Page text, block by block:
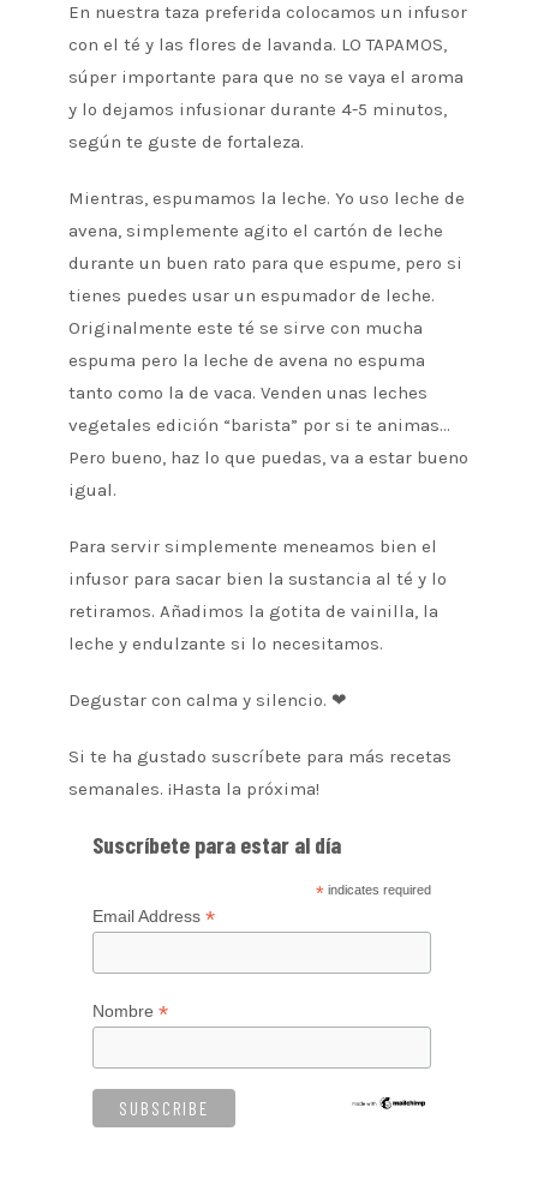
En nuestra taza preferida colocamos un infusor
con el té y las flores de lavanda. LO TAPAMOS,
súper importante para que no se vaya el aroma
y lo dejamos infusionar durante 4-5 minutos,
según te guste de fortaleza.
Mientras, espumamos la leche. Yo uso leche de
avena, simplemente agito el cartón de leche
durante un buen rato para que espume, pero si
tienes puedes usar un espumador de leche.
Originalmente este té se sirve con mucha
espuma pero la leche de avena no espuma
tanto como la de vaca. Venden unas leches
vegetales edición “barista” por si te animas…
Pero bueno, haz lo que puedas, va a estar bueno
igual.
Para servir simplemente meneamos bien el
infusor para sacar bien la sustancia al té y lo
retiramos. Añadimos la gotita de vainilla, la
leche y endulzante si lo necesitamos.
Degustar con calma y silencio. ❤
Si te ha gustado suscríbete para más recetas
semanales. ¡Hasta la próxima!
Suscríbete para estar al día
* indicates required
Email Address *
Nombre *